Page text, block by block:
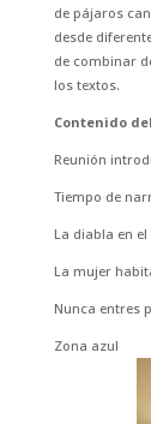
de pájaros
desde
de combinar
los textos.
Contenido
Reunión
Tiempo de
La diabla en el
La mujer
Nunca entres
Zona azul